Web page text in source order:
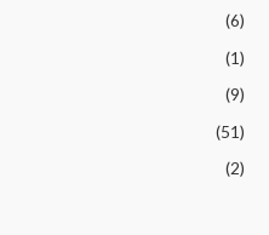
(6)
(1)
(9)
(51)
(2)